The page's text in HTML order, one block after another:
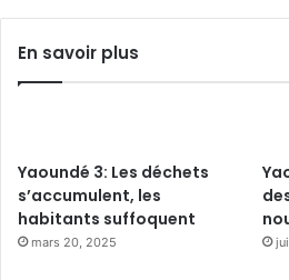
En savoir plus
Yaoundé 3: Les déchets
s’accumulent, les
habitants suffoquent
mars 20, 2025